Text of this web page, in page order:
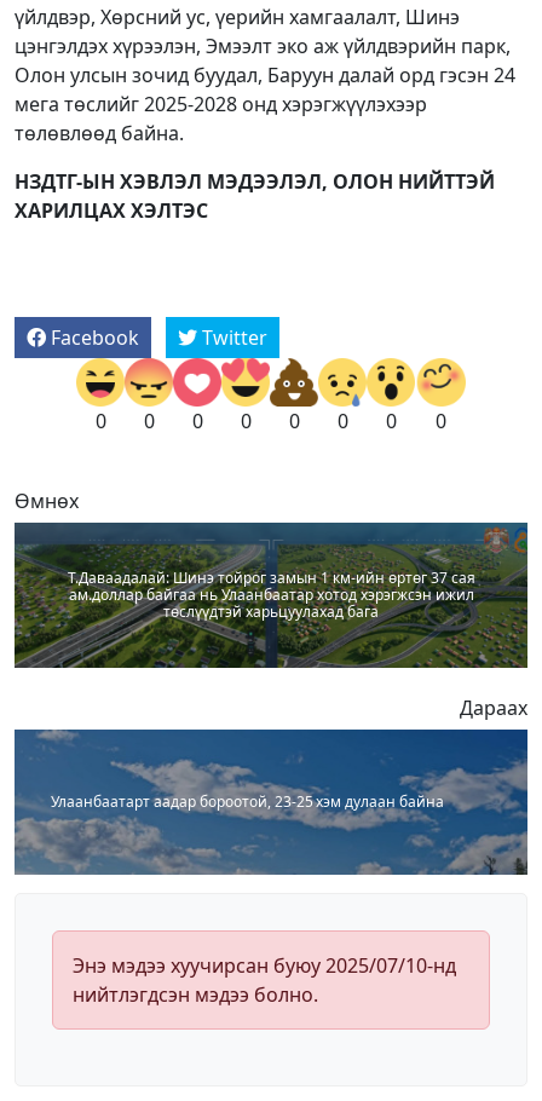
үйлдвэр, Хөрсний ус, үерийн хамгаалалт, Шинэ
цэнгэлдэх хүрээлэн, Эмээлт эко аж үйлдвэрийн парк,
Олон улсын зочид буудал, Баруун далай орд гэсэн 24
мега төслийг 2025-2028 онд хэрэгжүүлэхээр
төлөвлөөд байна.
НЗДТГ-ЫН ХЭВЛЭЛ МЭДЭЭЛЭЛ, ОЛОН НИЙТТЭЙ
ХАРИЛЦАХ ХЭЛТЭС
Facebook Twitter
0 0 0 0 0 0 0 0
Өмнөх
Т.Даваадалай: Шинэ тойрог замын 1 км-ийн өртөг 37 сая
ам.доллар байгаа нь Улаанбаатар хотод хэрэгжсэн ижил
төслүүдтэй харьцуулахад бага
Дараах
Улаанбаатарт аадар бороотой, 23-25 хэм дулаан байна
Энэ мэдээ хуучирсан буюу 2025/07/10-нд
нийтлэгдсэн мэдээ болно.